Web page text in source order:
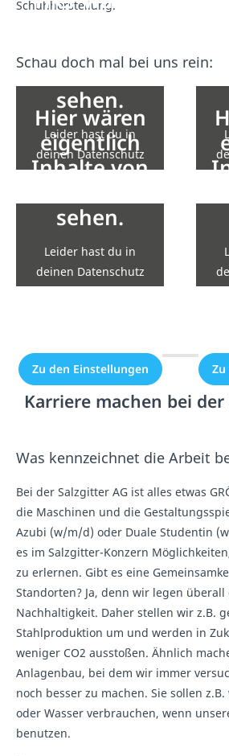
Schuhherstellung.
Schau doch mal bei uns rein:
Inhalte von
YouTube zu
sehen.
Leider hast du in
deinen Datenschutz
Einstellungen die
erlaubt.
Zu den Einstellungen
Hier wären
eigentlich
Inhalte von
sehen.
Leider hast du in
deinen Datenschutz
Einstellungen die
Zu den Einstellungen
Karriere machen bei der
Was kennzeichnet die Arbeit
Bei der Salzgitter AG ist alles etwas
die Maschinen und die
Azubi (w/m/d) oder Duale Studentin
es im Salzgitter-Konzern
zu erlernen. Gibt es eine
Standorten? Ja, denn wir legen
Nachhaltigkeit. Daher stellen wir z.B.
Stahlproduktion um und werden in
weniger CO2 ausstoßen. Ähnlich
Anlagenbau, bei dem wir immer
noch besser zu machen. Sie sollen
oder Wasser verbrauchen, wenn
benutzen.